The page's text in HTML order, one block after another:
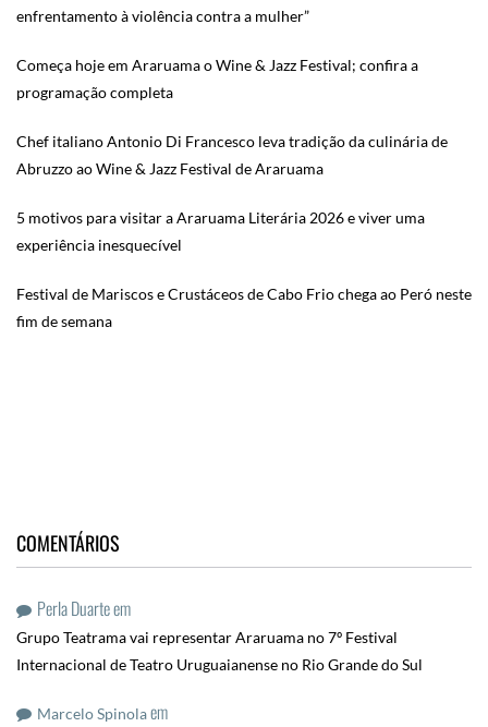
enfrentamento à violência contra a mulher”
Começa hoje em Araruama o Wine & Jazz Festival; confira a
programação completa
Chef italiano Antonio Di Francesco leva tradição da culinária de
Abruzzo ao Wine & Jazz Festival de Araruama
5 motivos para visitar a Araruama Literária 2026 e viver uma
experiência inesquecível
Festival de Mariscos e Crustáceos de Cabo Frio chega ao Peró neste
fim de semana
COMENTÁRIOS
Perla Duarteem
Grupo Teatrama vai representar Araruama no 7º Festival
Internacional de Teatro Uruguaianense no Rio Grande do Sul
Marcelo Spinolaem